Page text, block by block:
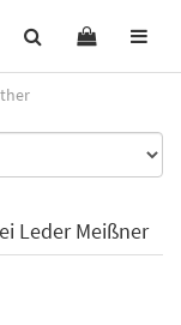
Leder Meißner